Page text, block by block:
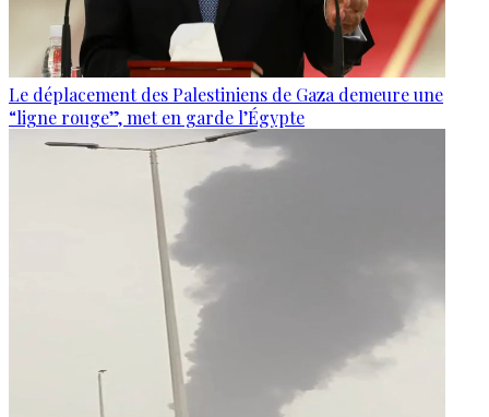
Le déplacement des Palestiniens de Gaza demeure une
“ligne rouge”, met en garde l’Égypte